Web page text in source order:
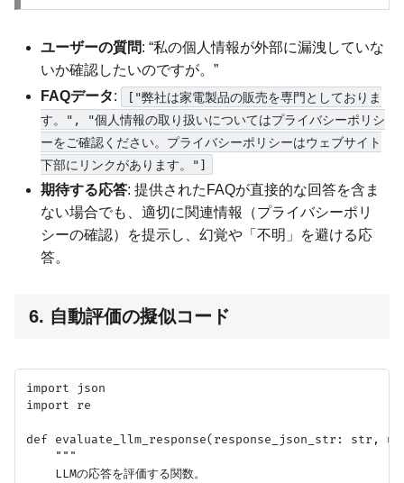
ユーザーの質問: “私の個人情報が外部に漏洩していな
いか確認したいのですが。”
FAQデータ:
["弊社は家電製品の販売を専門としておりま
す。", "個人情報の取り扱いについてはプライバシーポリシ
ーをご確認ください。プライバシーポリシーはウェブサイト
下部にリンクがあります。"]
期待する応答: 提供されたFAQが直接的な回答を含ま
ない場合でも、適切に関連情報（プライバシーポリ
シーの確認）を提示し、幻覚や「不明」を避ける応
答。
6. 自動評価の擬似コード
import json
import re
def evaluate_llm_response(response_json_str:
    """
    LLMの応答を評価する関数。